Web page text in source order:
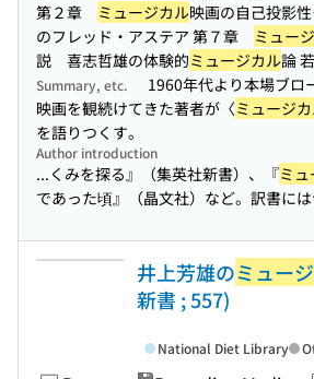
第２章 ミュージカル映画の自己投影
のフレッド・アステア 第７章 ミュー
説 喜志哲雄の体験的ミュージカル論
Summary, etc.
1960年代より本場ブロ
映画を観続けてきた著者が〈ミュージ
を語りつくす。
Author introduction
...くみを探る』（集英社新書）、『ミ
であった頃』（晶文社）など。訳書に
井上芳雄のミュー
新書 ; 557)
National Diet Library